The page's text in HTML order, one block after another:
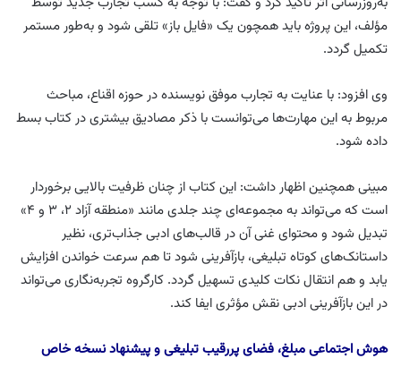
مؤلف، این پروژه باید همچون یک «فایل باز» تلقی شود و به‌طور مستمر
تکمیل گردد.
وی افزود: با عنایت به تجارب موفق نویسنده در حوزه اقناع، مباحث
مربوط به این مهارت‌ها می‌توانست با ذکر مصادیق بیشتری در کتاب بسط
داده شود.
مبینی همچنین اظهار داشت: این کتاب از چنان ظرفیت بالایی برخوردار
است که می‌تواند به مجموعه‌ای چند جلدی مانند «منطقه آزاد ۲، ۳ و ۴»
تبدیل شود و محتوای غنی آن در قالب‌های ادبی جذاب‌تری، نظیر
داستانک‌های کوتاه تبلیغی، بازآفرینی شود تا هم سرعت خواندن افزایش
یابد و هم انتقال نکات کلیدی تسهیل گردد. کارگروه تجربه‌نگاری می‌تواند
در این بازآفرینی ادبی نقش مؤثری ایفا کند.
هوش اجتماعی مبلغ، فضای پررقیب تبلیغی و پیشنهاد نسخه خاص